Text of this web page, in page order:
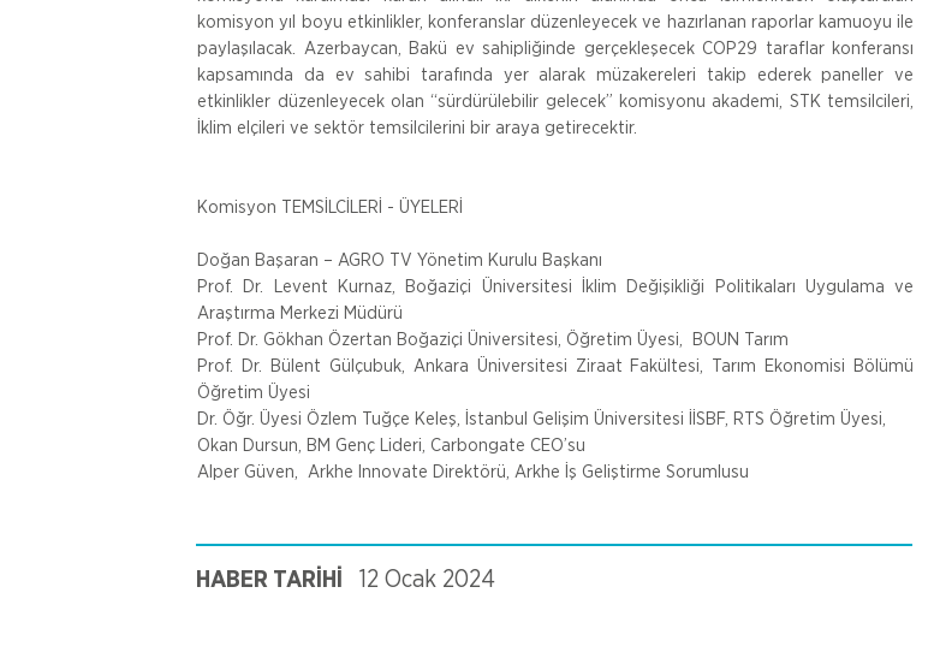
komisyon yıl boyu etkinlikler, konferanslar düzenleyecek ve hazırlanan raporlar kamuoyu ile
paylaşılacak. Azerbaycan, Bakü ev sahipliğinde gerçekleşecek COP29 taraflar konferansı
kapsamında da ev sahibi tarafında yer alarak müzakereleri takip ederek paneller ve
etkinlikler düzenleyecek olan “sürdürülebilir gelecek” komisyonu akademi, STK temsilcileri,
İklim elçileri ve sektör temsilcilerini bir araya getirecektir.
Komisyon TEMSİLCİLERİ - ÜYELERİ
Doğan Başaran – AGRO TV Yönetim Kurulu Başkanı
Prof. Dr. Levent Kurnaz, Boğaziçi Üniversitesi İklim Değişikliği Politikaları Uygulama ve
Araştırma Merkezi Müdürü
Prof. Dr. Gökhan Özertan Boğaziçi Üniversitesi, Öğretim Üyesi,
BOUN Tarım
Prof. Dr. Bülent Gülçubuk, Ankara Üniversitesi Ziraat Fakültesi, Tarım Ekonomisi Bölümü
Öğretim Üyesi
Dr. Öğr. Üyesi Özlem Tuğçe Keleş, İstanbul Gelişim Üniversitesi İİSBF, RTS Öğretim Üyesi,
Okan Dursun, BM Genç Lideri, Carbongate CEO’su
Alper Güven,  Arkhe Innovate Direktörü, Arkhe İş Geliştirme Sorumlusu
HABER TARİHİ 12 Ocak 2024